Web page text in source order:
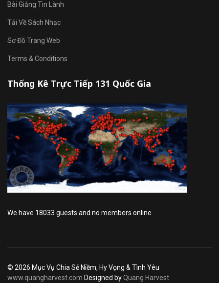
Bài Giảng Tin Lành
Tải Về Sách Nhạc
Sơ Đồ Trang Web
Terms & Conditions
Thống Kê Trực Tiếp 131 Quốc Gia
We have 18033 guests and no members online
© 2026 Mục Vụ Chia Sẻ Niềm, Hy Vọng & Tình Yêu
www.quangharvest.com Designed byQuang Harvest